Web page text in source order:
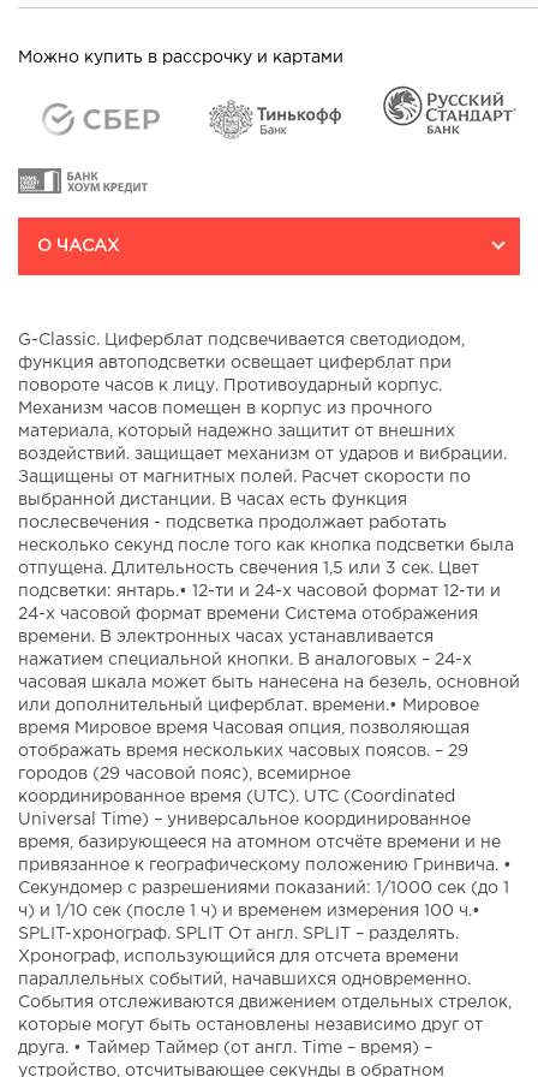
Магазины в г. Астрахань:
т/ц "Авиапарк" ул.
На карте
На карте
Можно купить в рассрочку и картами
О ЧАСАХ
G-Classic. Циферблат подсвечивается светодиодом,
функция автоподсветки освещает циферблат при
повороте часов к лицу. Противоударный корпус.
Механизм часов помещен в корпус из прочного
материала, который надежно защитит от внешних
воздействий. защищает механизм от ударов и вибрации.
Защищены от магнитных полей. Расчет скорости по
выбранной дистанции. В часах есть функция
послесвечения - подсветка продолжает работать
несколько секунд после того как кнопка подсветки была
отпущена. Длительность свечения 1,5 или 3 сек. Цвет
подсветки: янтарь.• 12-ти и 24-х часовой формат 12-ти и
24-х часовой формат времени Система отображения
времени. В электронных часах устанавливается
нажатием специальной кнопки. В аналоговых – 24-х
часовая шкала может быть нанесена на безель, основной
или дополнительный циферблат. времени.• Мировое
время Мировое время Часовая опция, позволяющая
отображать время нескольких часовых поясов. – 29
городов (29 часовой пояс), всемирное
координированное время (UTC). UTC (Coordinated
Universal Time) – универсальное координированное
время, базирующееся на атомном отсчёте времени и не
привязанное к географическому положению Гринвича. •
Секундомер с разрешениями показаний: 1/1000 сек (до 1
ч) и 1/10 сек (после 1 ч) и временем измерения 100 ч.•
SPLIT-хронограф. SPLIT От англ. SPLIT – разделять.
Хронограф, использующийся для отсчета времени
параллельных событий, начавшихся одновременно.
События отслеживаются движением отдельных стрелок,
которые могут быть остановлены независимо друг от
друга. • Таймер Таймер (от англ. Time – время) –
устройство, отсчитывающее секунды в обратном